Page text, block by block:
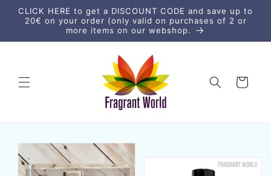
μετάβαση
περιεχόμενο
CLICK HERE to get a DISCOUNT CODE and save up to
20€ on your order (only valid on purchases of 2 or
more items on our webshop.
Καλάθι
στις
πληροφορίες
προϊόντος